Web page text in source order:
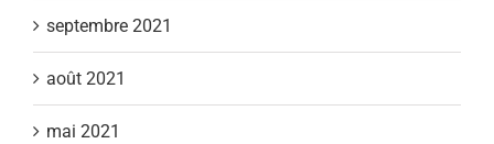
septembre 2021
août 2021
mai 2021